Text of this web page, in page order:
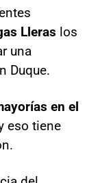
Lleras los
una
Duque.
en el
eso tiene